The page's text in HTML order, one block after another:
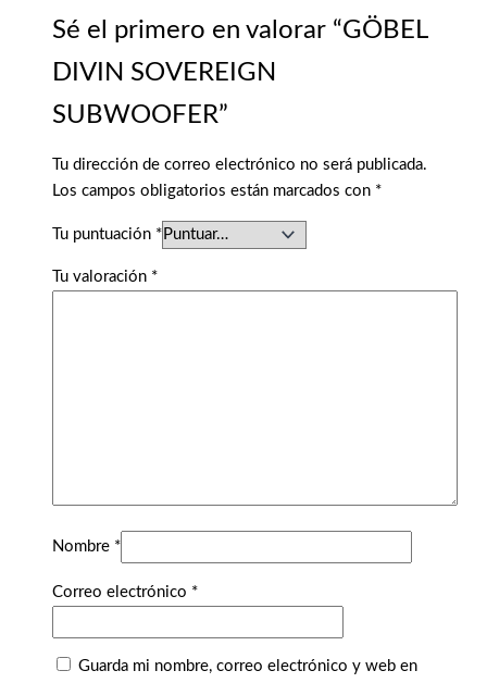
Sé el primero en valorar “GÖBEL
DIVIN SOVEREIGN
SUBWOOFER”
Tu dirección de correo electrónico no será publicada.
Los campos obligatorios están marcados con *
Tu puntuación *
Tu valoración *
Nombre *
Correo electrónico *
Guarda mi nombre, correo electrónico y web en